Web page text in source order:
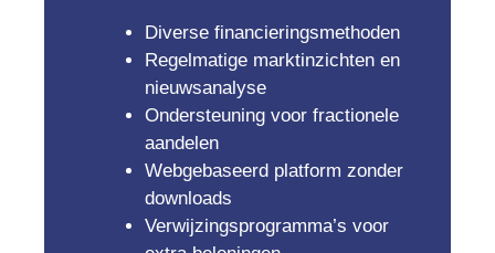
Diverse financieringsmethoden
Regelmatige marktinzichten en
nieuwsanalyse
Ondersteuning voor fractionele
aandelen
Webgebaseerd platform zonder
downloads
Verwijzingsprogramma’s voor